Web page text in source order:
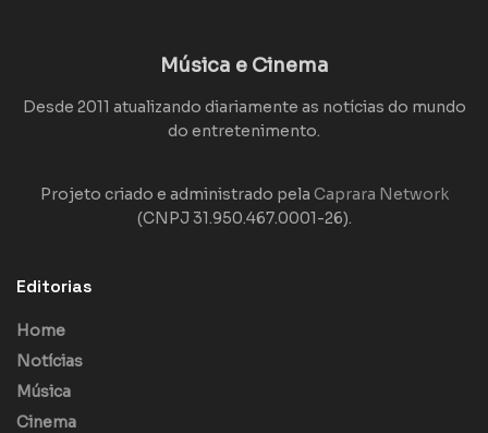
Música e Cinema
Desde 2011 atualizando diariamente as notícias do mundo
do entretenimento.
Projeto criado e administrado pela Caprara Network
(CNPJ 31.950.467.0001-26).
Editorias
Home
Notícias
Música
Cinema